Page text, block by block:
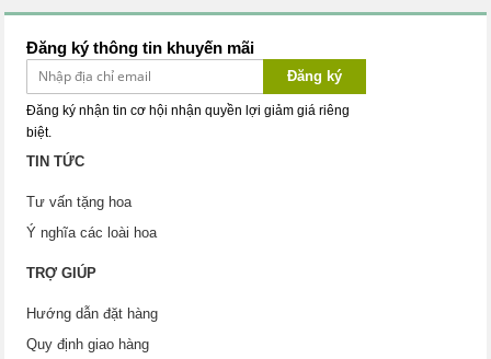
Đăng ký thông tin khuyến mãi
Đăng ký
Đăng ký nhận tin cơ hội nhận quyền lợi giảm giá riêng
biệt.
TIN TỨC
Tư vấn tặng hoa
Ý nghĩa các loài hoa
TRỢ GIÚP
Hướng dẫn đặt hàng
Quy định giao hàng